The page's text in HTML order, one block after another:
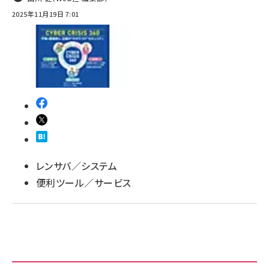
2025年11月19日 7:01
レンサバ／システム
便利ツール／サービス